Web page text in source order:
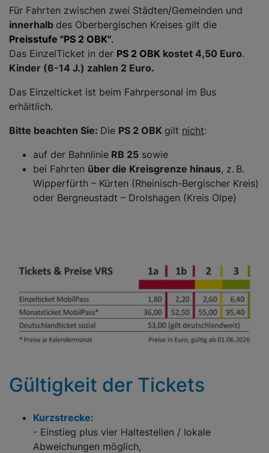
Für Fahrten zwischen zwei Städten/Gemeinden und
innerhalb des Oberbergischen Kreises gilt die
Preisstufe "PS 2 OBK".
Das EinzelTicket in der PS 2 OBK kostet 4,50 Euro.
Kinder (6-14 J.) zahlen 2 Euro.
Das Einzelticket ist beim Fahrpersonal im Bus
erhältlich.
Bitte beachten Sie: Die PS 2 OBK gilt nicht:
auf der Bahnlinie RB 25 sowie
bei Fahrten über die Kreisgrenze hinaus, z. B.
Wipperfürth – Kürten (Rheinisch-Bergischer Kreis)
oder Bergneustadt – Drolshagen (Kreis Olpe)
Gültigkeit der Tickets
Kurzstrecke:
- Einstieg plus vier Haltestellen / lokale
Abweichungen möglich,